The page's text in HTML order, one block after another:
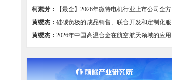
策汇总及解读（全）
柯素芳：
【最全】2026年微特电机行业上市公司全方
位对比
黄缨杰： 硅碳负极的成品销售、联合开发和定制化服
务【组图】
黄缨杰： 2026年中国高温合金在航空航天领域的应用